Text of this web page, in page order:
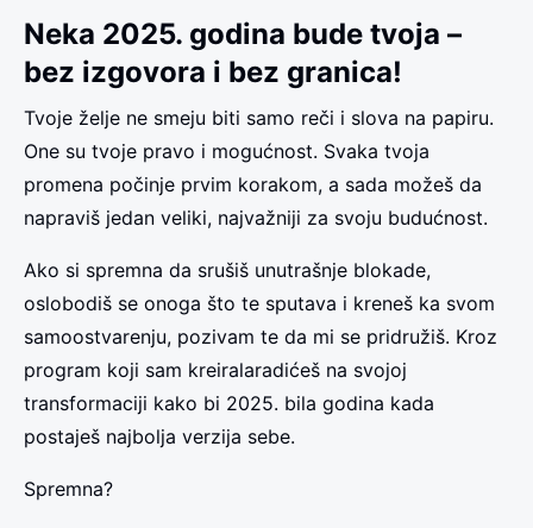
Neka 2025. godina bude tvoja –
bez izgovora i bez granica!
Tvoje želje ne smeju biti samo reči i slova na papiru.
One su tvoje pravo i mogućnost. Svaka tvoja
promena počinje prvim korakom, a sada možeš da
napraviš jedan veliki, najvažniji za svoju budućnost.
Ako si spremna da srušiš unutrašnje blokade,
oslobodiš se onoga što te sputava i kreneš ka svom
samoostvarenju, pozivam te da mi se pridružiš. Kroz
program koji sam kreiralaradićeš na svojoj
transformaciji kako bi 2025. bila godina kada
postaješ najbolja verzija sebe.
Spremna?